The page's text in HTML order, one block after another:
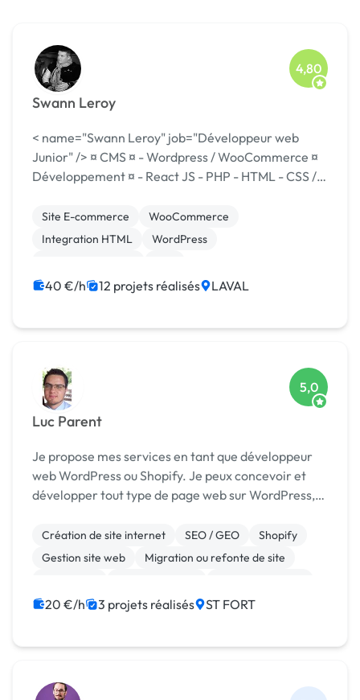
Swann Leroy
4,80
< name="Swann Leroy" job="Développeur web
Junior" /> ¤ CMS ¤ - Wordpress / WooCommerce ¤
Développement ¤ - React JS - PHP - HTML - CSS /
VueJS - AngularJs - Java ¤ Déve...
Site E-commerce
WooCommerce
Integration HTML
WordPress
Développement spécifique
AWS
Administration
40 €/h 12 projets réalisés LAVAL
Luc Parent
5,0
Je propose mes services en tant que développeur
web WordPress ou Shopify. Je peux concevoir et
développer tout type de page web sur WordPress,
définissons vos besoins ensembles pour vous offri...
Création de site internet SEO / GEO
Shopify
Gestion site web
Migration ou refonte de site
Integration HTML
Landing page
20 €/h 3 projets réalisés ST FORT